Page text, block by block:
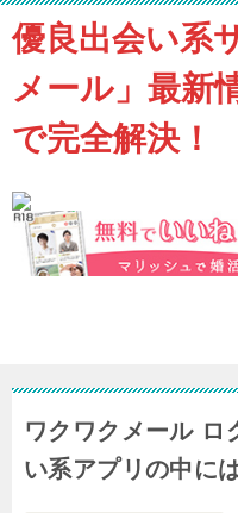
優良出会い系
メール」最新
で完全解決！
ワクワクメール ロ
い系アプリの中に